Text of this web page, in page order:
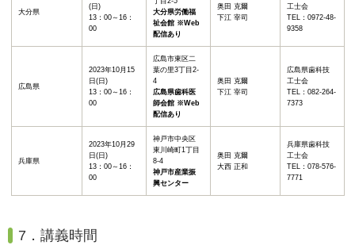
大分県
(日)
13：00～16：
00
大分県労働福
祉会館 ※Web
配信あり
奥田 克爾
下江 宰司
工士会
TEL：0972-48-
9358
広島県
2023年10月15
日(日)
13：00～16：
00
広島市東区二
葉の里3丁目2-
4
広島県歯科医
師会館 ※Web
配信あり
奥田 克爾
下江 宰司
広島県歯科技
工士会
TEL：082-264-
7373
兵庫県
2023年10月29
日(日)
13：00～16：
00
神戸市中央区
東川崎町1丁目
8-4
神戸市産業振
興センター
奥田 克爾
大西 正和
兵庫県歯科技
工士会
TEL：078-576-
7771
7．講義時間